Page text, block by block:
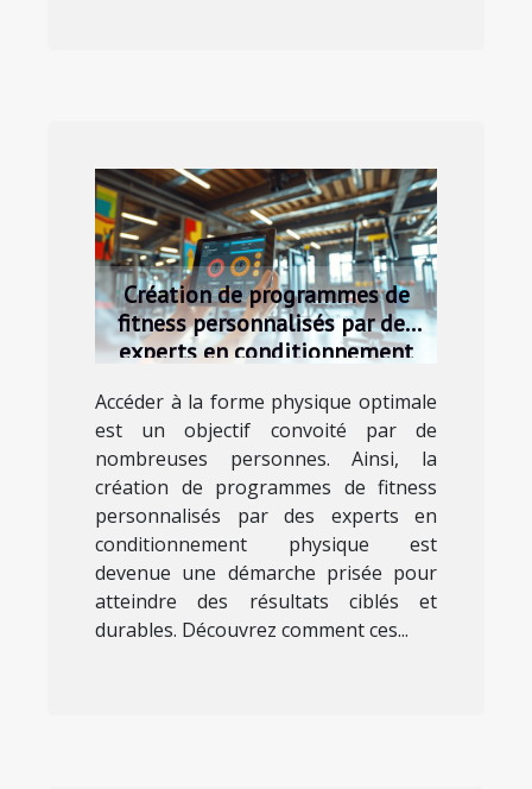
Création de programmes de
fitness personnalisés par des
experts en conditionnement
Accéder à la forme physique optimale
est un objectif convoité par de
nombreuses personnes. Ainsi, la
création de programmes de fitness
personnalisés par des experts en
conditionnement physique est
devenue une démarche prisée pour
atteindre des résultats ciblés et
durables. Découvrez comment ces...